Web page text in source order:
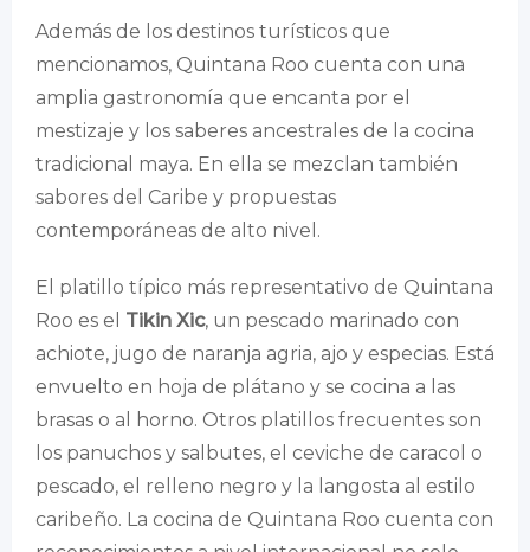
Además de los destinos turísticos que
mencionamos, Quintana Roo cuenta con una
amplia gastronomía que encanta por el
mestizaje y los saberes ancestrales de la cocina
tradicional maya. En ella se mezclan también
sabores del Caribe y propuestas
contemporáneas de alto nivel.
El platillo típico más representativo de Quintana
Roo es el Tikin Xic, un pescado marinado con
achiote, jugo de naranja agria, ajo y especias. Está
envuelto en hoja de plátano y se cocina a las
brasas o al horno. Otros platillos frecuentes son
los panuchos y salbutes, el ceviche de caracol o
pescado, el relleno negro y la langosta al estilo
caribeño. La cocina de Quintana Roo cuenta con